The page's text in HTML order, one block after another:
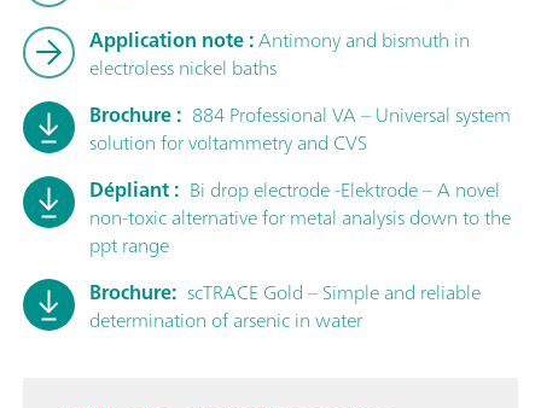
Application note :Antimony and bismuth in
electroless nickel baths
Brochure : 884 Professional VA – Universal system
solution for voltammetry and CVS
Dépliant : Bi drop electrode -Elektrode – A novel
non-toxic alternative for metal analysis down to the
ppt range
Brochure: scTRACE Gold – Simple and reliable
determination of arsenic in water